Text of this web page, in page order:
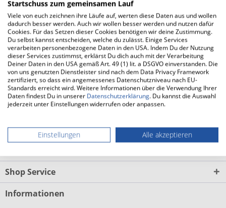
...mehr
FAQ
FAQs zum BROOKS Ghost 17 GTX (Damen)mehr
Weitere Produktinfos vom Hersteller
Weitere Informationen zu BROOKS Ghost 17 GTX (Damen)
mehr
Shop Service
Informationen
Startschuss zum gemeinsamen Lauf
Viele von euch zeichnen ihre Läufe auf, werten diese Daten aus und wollen
dadurch besser werden. Auch wir wollen besser werden und nutzen dafür
Cookies. Für das Setzen dieser Cookies benötigen wir deine Zustimmung.
Du selbst kannst entscheiden, welche du zulässt. Einige Services
verarbeiten personenbezogene Daten in den USA. Indem Du der Nutzung
dieser Services zustimmst, erklärst Du dich auch mit der Verarbeitung
Deiner Daten in den USA gemäß Art. 49 (1) lit. a DSGVO einverstanden. Die
von uns genutzten Dienstleister sind nach dem Data Privacy Framework
zertifiziert, so dass ein angemessenes Datenschutzniveau nach EU-
Standards erreicht wird. Weitere Informationen über die Verwendung Ihrer
Daten findest Du in unserer Datenschutzerklärung. Du kannst die Auswahl
jederzeit unter Einstellungen widerrufen oder anpassen.
Einstellungen Alle akzeptieren